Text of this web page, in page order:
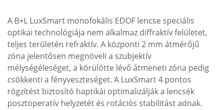
A B+L LuxSmart monofokális EDOF lencse speciális
optikai technológiája nem alkalmaz diffraktív felületet,
teljes területén refraktív. A központi 2 mm átmérőjű
zóna jelentősen megnöveli a szubjektív
mélységéleséget, a körülötte lévő átmeneti zóna pedig
csökkenti a fényveszteséget. A LuxSmart 4 pontos
rögzítést biztosító haptikái optimalizálják a lencsék
posztoperatív helyzetét és rotációs stabilitást adnak.